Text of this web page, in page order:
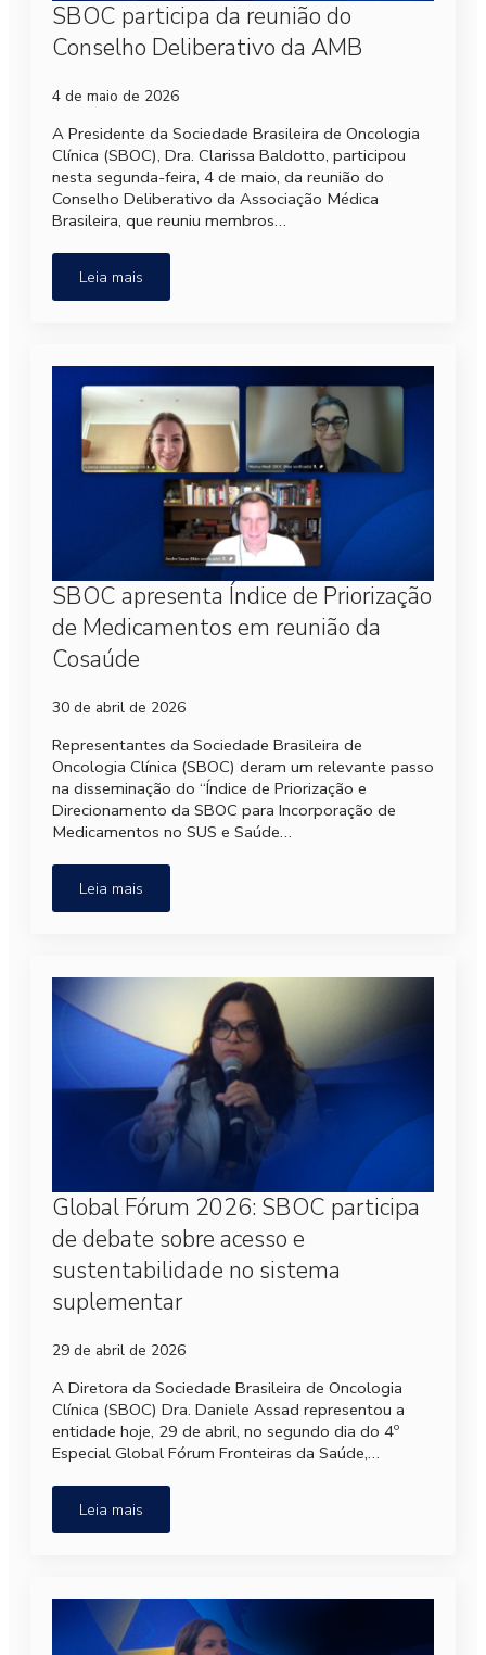
SBOC participa da reunião do
Conselho Deliberativo da AMB
4 de maio de 2026
A Presidente da Sociedade Brasileira de Oncologia
Clínica (SBOC), Dra. Clarissa Baldotto, participou
nesta segunda-feira, 4 de maio, da reunião do
Conselho Deliberativo da Associação Médica
Brasileira, que reuniu membros…
Leia mais
SBOC apresenta Índice de Priorização
de Medicamentos em reunião da
Cosaúde
30 de abril de 2026
Representantes da Sociedade Brasileira de
Oncologia Clínica (SBOC) deram um relevante passo
na disseminação do “Índice de Priorização e
Direcionamento da SBOC para Incorporação de
Medicamentos no SUS e Saúde…
Leia mais
Global Fórum 2026: SBOC participa
de debate sobre acesso e
sustentabilidade no sistema
suplementar
29 de abril de 2026
A Diretora da Sociedade Brasileira de Oncologia
Clínica (SBOC) Dra. Daniele Assad representou a
entidade hoje, 29 de abril, no segundo dia do 4º
Especial Global Fórum Fronteiras da Saúde,…
Leia mais